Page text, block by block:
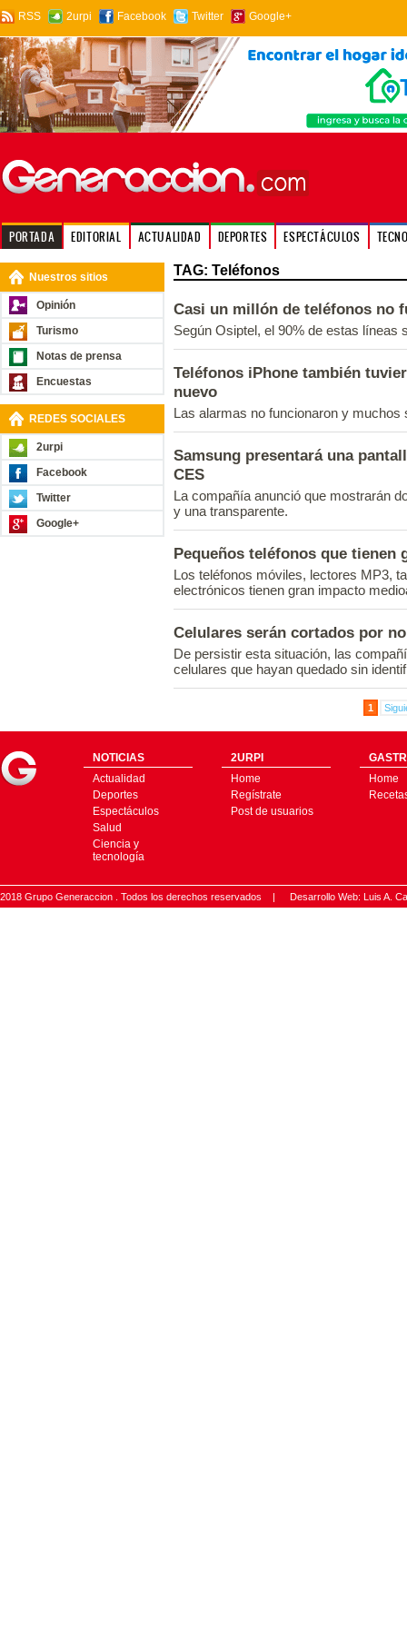
RSS 2urpi Facebook Twitter Google+
PORTADA EDITORIAL ACTUALIDAD DEPORTES ESPECTÁCULOS
Nuestros sitios
Opinión
Turismo
Notas de prensa
Encuestas
REDES SOCIALES
2urpi
Facebook
Twitter
Google+
TAG: Teléfonos
Casi un millón de teléfonos no
Según Osiptel, el 90% de estas líneas
Teléfonos iPhone también
nuevo
Las alarmas no funcionaron y muchos
Samsung presentará una
CES
La compañía anunció que mostrarán
y una transparente.
Pequeños teléfonos que tienen
Los teléfonos móviles, lectores MP3,
electrónicos tienen gran impacto
Celulares serán cortados por
De persistir esta situación, las
celulares que hayan quedado sin
1
NOTICIAS
Actualidad
Deportes
Espectáculos
Salud
Ciencia y
tecnología
2URPI
Home
Regístrate
Post de usuarios
Home
2018 Grupo Generaccion . Todos los derechos reservados | Desarrollo Web: Luis